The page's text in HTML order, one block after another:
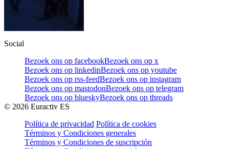
Social
Bezoek ons op facebookBezoek ons op x
Bezoek ons op linkedinBezoek ons op youtube
Bezoek ons op rss-feedBezoek ons op instagram
Bezoek ons op mastodonBezoek ons op telegram
Bezoek ons op blueskyBezoek ons op threads
© 2026 Euractiv ES
Política de privacidad Política de cookies
Términos y Condiciones generales
Términos y Condiciones de suscripción